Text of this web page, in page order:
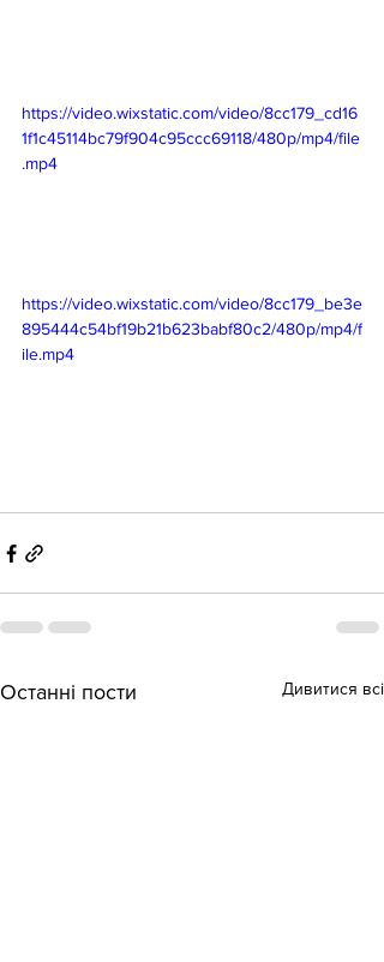
https://video.wixstatic.com/video/8cc179_cd16
1f1c45114bc79f904c95ccc69118/480p/mp4/file
.mp4
https://video.wixstatic.com/video/8cc179_be3e
895444c54bf19b21b623babf80c2/480p/mp4/f
ile.mp4
Останні пости Дивитися всі